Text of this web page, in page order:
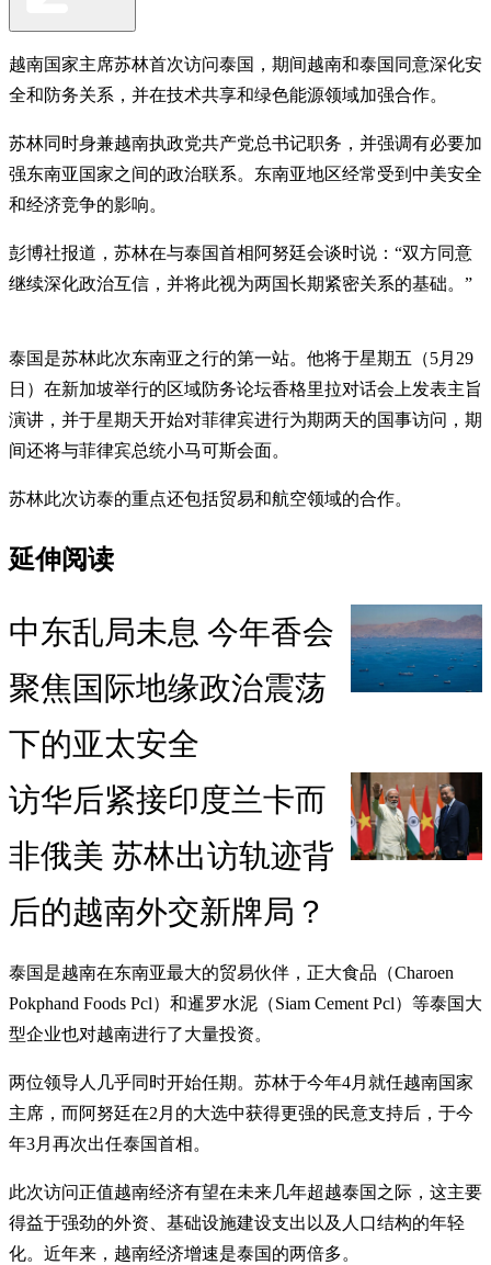
越南国家主席苏林首次访问泰国，期间越南和泰国同意深化安
全和防务关系，并在技术共享和绿色能源领域加强合作。
苏林同时身兼越南执政党共产党总书记职务，并强调有必要加
强东南亚国家之间的政治联系。东南亚地区经常受到中美安全
和经济竞争的影响。
彭博社报道，苏林在与泰国首相阿努廷会谈时说：“双方同意
继续深化政治互信，并将此视为两国长期紧密关系的基础。”
泰国是苏林此次东南亚之行的第一站。他将于星期五（5月29
日）在新加坡举行的区域防务论坛香格里拉对话会上发表主旨
演讲，并于星期天开始对菲律宾进行为期两天的国事访问，期
间还将与菲律宾总统小马可斯会面。
苏林此次访泰的重点还包括贸易和航空领域的合作。
延伸阅读
中东乱局未息 今年香会
聚焦国际地缘政治震荡
下的亚太安全
访华后紧接印度兰卡而
非俄美 苏林出访轨迹背
后的越南外交新牌局？
泰国是越南在东南亚最大的贸易伙伴，正大​​食品（Charoen
Pokphand Foods Pcl）和暹罗水泥（Siam Cement Pcl）等泰国大
型企业也对越南进行了大量投资。
两位领导人几乎同时开始任期。苏林于今年4月就任越南国家
主席，而阿努廷在2月的大选中获得更强的民意支持后，于今
年3月再次出任泰国首相。
此次访问正值越南经济有望在未来几年超越泰国之际，这主要
得益于强劲的外资、基础设施建设支出以及人口结构的年轻
化。近年来，越南经济增速是泰国的两倍多。